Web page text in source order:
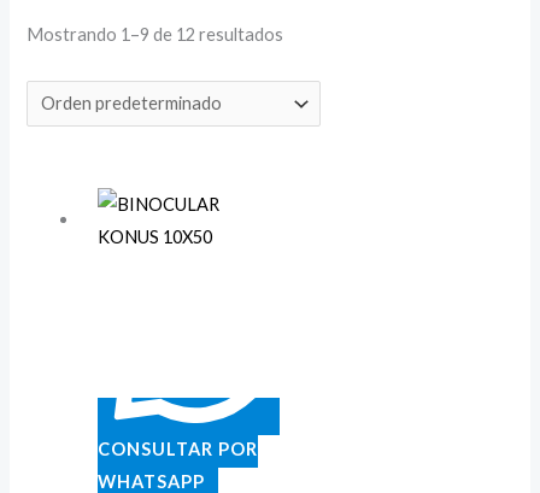
Mostrando 1–9 de 12 resultados
CONSULTAR POR
WHATSAPP